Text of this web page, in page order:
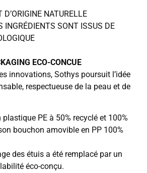
D’ORIGINE NATURELLE
INGRÉDIENTS SONT ISSUS DE
ECO-CONCUE
innovations, Sothys poursuit l’idée
respectueuse de la peau et de
plastique PE à 50% recyclé et 100%
bouchon amovible en PP 100%
des étuis a été remplacé par un
éco-conçu.